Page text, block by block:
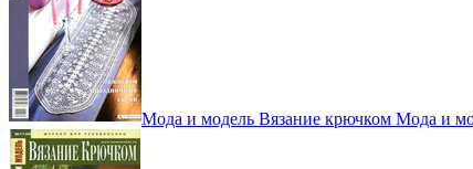
Мода и модель Вязание крючком Мода и